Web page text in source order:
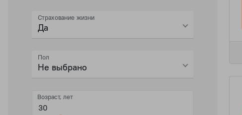
Страхование жизни
Да
Пол
Не выбрано
Возраст, лет